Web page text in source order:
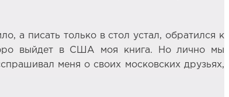
а писать только в стол устал, обратился к
выйдет в США моя книга. Но лично мы
меня о своих московских друзьях,